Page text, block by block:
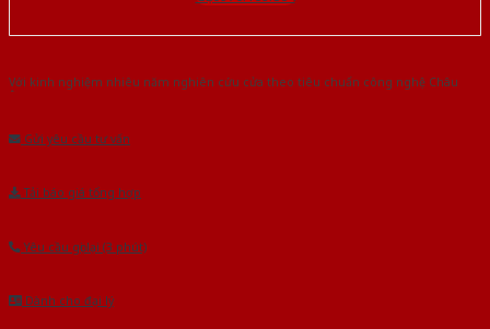
Với kinh nghiệm nhiêu năm nghiên cứu cửa theo tiêu chuẩn công nghệ Châu
Gửi yêu cầu tư vấn
Tải báo giá tổng hợp
Yêu cầu gọi lại (3 phút)
Dành cho đại lý